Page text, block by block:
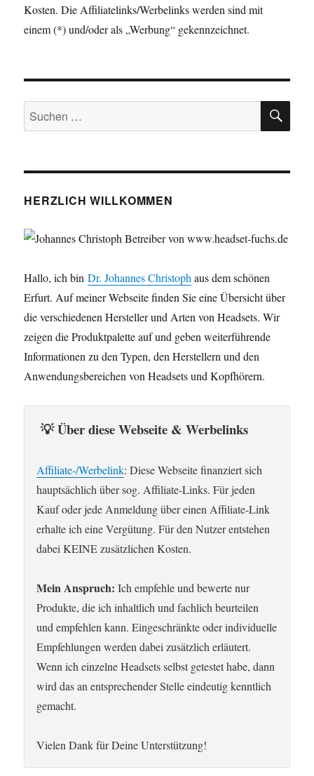
Kosten. Die Affiliatelinks/Werbelinks werden sind mit
einem (*) und/oder als „Werbung“ gekennzeichnet.
Suchen
nach:
HERZLICH WILLKOMMEN
Hallo, ich binDr. Johannes Christoph aus dem schönen
Erfurt. Auf meiner Webseite finden Sie eine Übersicht über
die verschiedenen Hersteller und Arten von Headsets. Wir
zeigen die Produktpalette auf und geben weiterführende
Informationen zu den Typen, den Herstellern und den
Anwendungsbereichen von Headsets und Kopfhörern.
💡 Über diese Webseite & Werbelinks
Affiliate-/Werbelink: Diese Webseite finanziert sich
hauptsächlich über sog. Affiliate-Links. Für jeden
Kauf oder jede Anmeldung über einen Affiliate-Link
erhalte ich eine Vergütung. Für den Nutzer entstehen
dabei KEINE zusätzlichen Kosten.
Mein Anspruch: Ich empfehle und bewerte nur
Produkte, die ich inhaltlich und fachlich beurteilen
und empfehlen kann. Eingeschränkte oder individuelle
Empfehlungen werden dabei zusätzlich erläutert.
Wenn ich einzelne Headsets selbst getestet habe, dann
wird das an entsprechender Stelle eindeutig kenntlich
gemacht.
Vielen Dank für Deine Unterstützung!